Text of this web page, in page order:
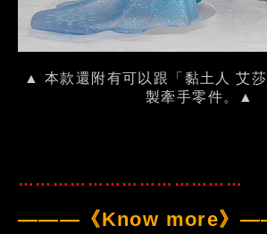
▲ 本款還附有可以跟「黏土人 艾
製牽手零件。▲
…………………………………
———《Know more》